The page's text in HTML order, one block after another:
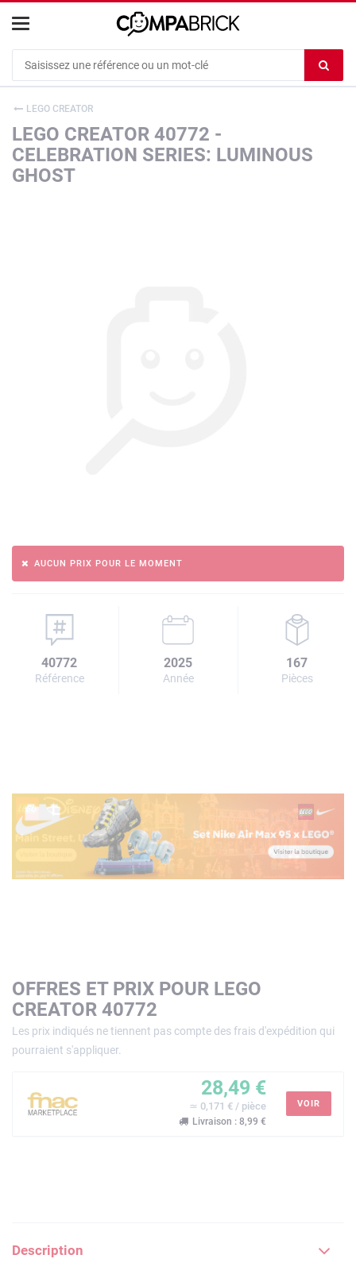
le
LEGO CREATOR
LEGO CREATOR 40772 -
CELEBRATION SERIES: LUMINOUS
GHOST
AUCUN PRIX POUR LE MOMENT
40772
Référence
2025
Année
167
Pièces
OFFRES ET PRIX POUR LEGO
CREATOR 40772
Les prix indiqués ne tiennent pas compte des frais d'expédition qui
pourraient s'appliquer.
28,49 €
≃ 0,171 € / pièce
Livraison : 8,99 €
VOIR
Description
Cookies management panel